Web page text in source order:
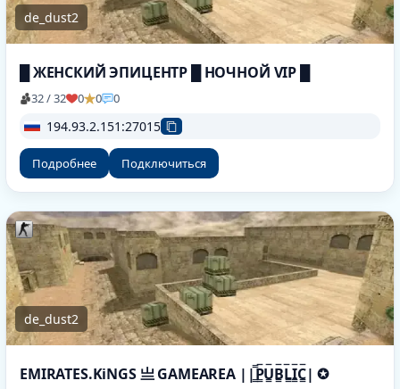
de_dust2
█ ЖЕНСКИЙ ЭПИЦЕНТР █ НОЧНОЙ VIP █
32 / 32 0 0 0
194.93.2.151:27015
Подробнее Подключиться
de_dust2
EMIRATES.KiNGS 亗 GAMEAREA ||͇̿P͇̿U͇̿B͇̿L͇̿I͇̿C͇̿| ✪